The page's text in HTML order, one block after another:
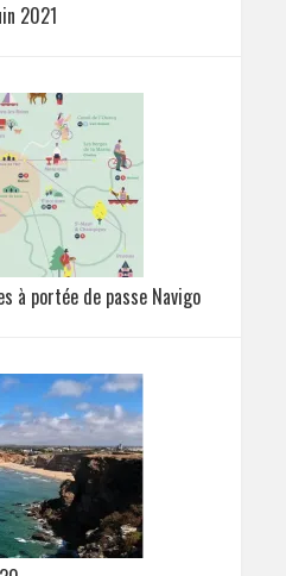
2021
à portée de passe Navigo